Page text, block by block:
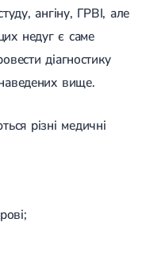
ангіну, ГРВІ, але
недуг є саме
діагностику
вище.
різні медичні